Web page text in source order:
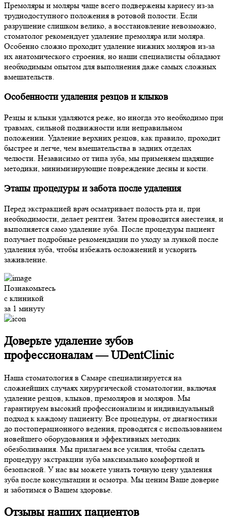
Премоляры и моляры чаще всего подвержены кариесу из-за
труднодоступного положения в ротовой полости. Если
разрушение слишком велико, а восстановление невозможно,
стоматолог рекомендует удаление премоляра или моляра.
Особенно сложно проходит удаление нижних моляров из-за
их анатомического строения, но наши специалисты обладают
необходимым опытом для выполнения даже самых сложных
вмешательств.
Особенности удаления резцов и клыков
Резцы и клыки удаляются реже, но иногда это необходимо при
травмах, сильной подвижности или неправильном
положении. Удаление верхних резцов, как правило, проходит
быстрее и легче, чем вмешательства в задних отделах
челюсти. Независимо от типа зуба, мы применяем щадящие
методики, минимизирующие повреждение десны и кости.
Этапы процедуры и забота после удаления
Перед экстракцией врач осматривает полость рта и, при
необходимости, делает рентген. Затем проводится анестезия, и
выполняется само удаление зуба. После процедуры пациент
получает подробные рекомендации по уходу за лункой после
удаления зуба, чтобы избежать осложнений и ускорить
заживление.
Познакомьтесь
с клиникой
за 1 минуту
Доверьте удаление зубов
профессионалам —UDentClinic
Наша стоматология в Самаре специализируется на
сложнейших случаях хирургической стоматологии, включая
удаление резцов, клыков, премоляров и моляров. Мы
гарантируем высокий профессионализм и индивидуальный
подход к каждому пациенту. Все процедуры, от диагностики
до постоперационного ведения, проводятся с использованием
новейшего оборудования и эффективных методик
обезболивания. Мы прилагаем все усилия, чтобы сделать
процедуру экстракции зуба максимально комфортной и
безопасной. У нас вы можете узнать точную цену удаления
зуба после консультации и осмотра. Мы ценим Ваше доверие
и заботимся о Вашем здоровье.
Отзывы наших пациентов